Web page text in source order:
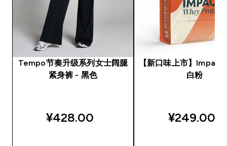
Tempo节奏升级系列女士阔腿
紧身裤 - 黑色
¥428.00‎
【新口味上市】Impact
白粉
¥249.00‎